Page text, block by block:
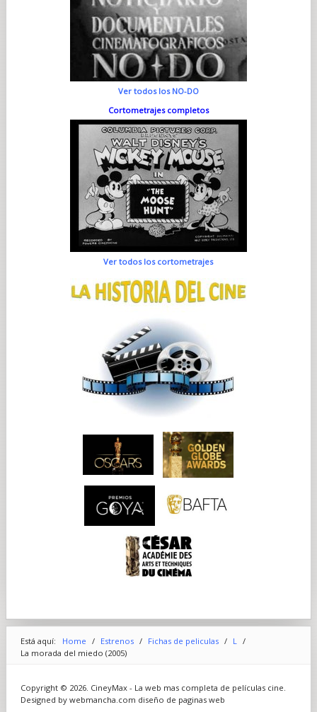
Ver todos los NO-DO
Cortometrajes completos
Ver todos los cortometrajes
Está aquí: Home / Estrenos / Fichas de peliculas / L
/
La morada del miedo (2005)
Copyright © 2026. CineyMax - La web mas completa de películas cine.
Designed by webmancha.com diseño de paginas web